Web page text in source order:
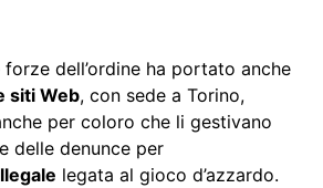
forze dell’ordine ha portato anche
siti Web, con sede a Torino,
per coloro che li gestivano
delle denunce per
legata al gioco d’azzardo.